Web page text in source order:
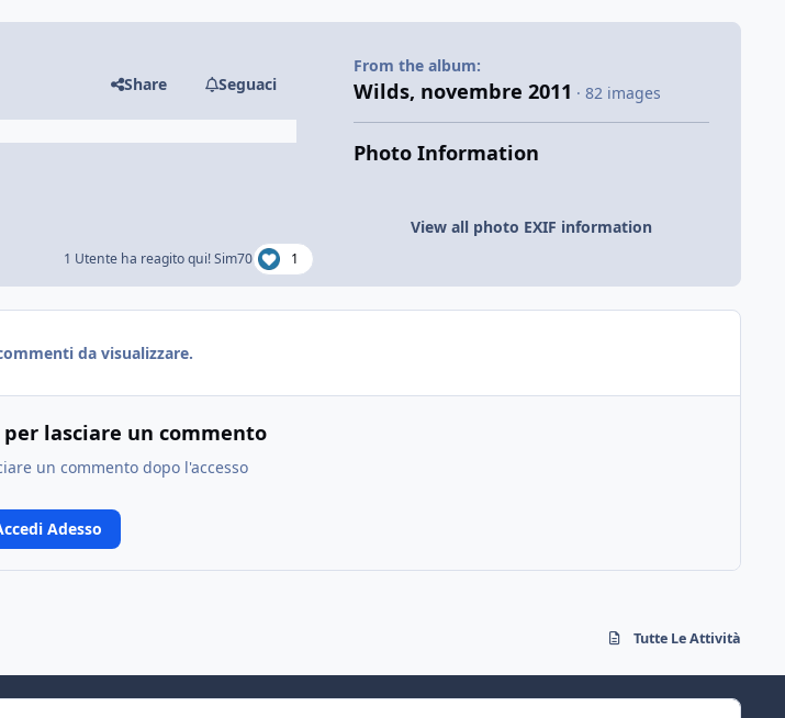
Share Seguaci
1 Utente ha reagito qui!Sim70 1
From the album:
Wilds, novembre 2011 · 82 images
Photo Information
View all photo EXIF information
da visualizzare.
per lasciare un commento
un commento dopo l'accesso
Adesso
Tutte Le Attività